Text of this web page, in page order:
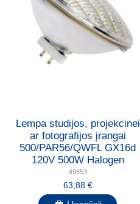
Lempa studijos, projekcinei
ar fotografijos įrangai
500/PAR56/QWFL GX16d
120V 500W Halogen
49853
63,88 €